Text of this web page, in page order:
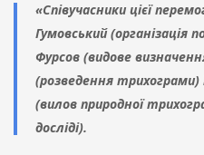
«Співучасники цієї
Гумовський (організація
Фурсов (видове
(розведення трихограми)
(вилов природної
досліді).